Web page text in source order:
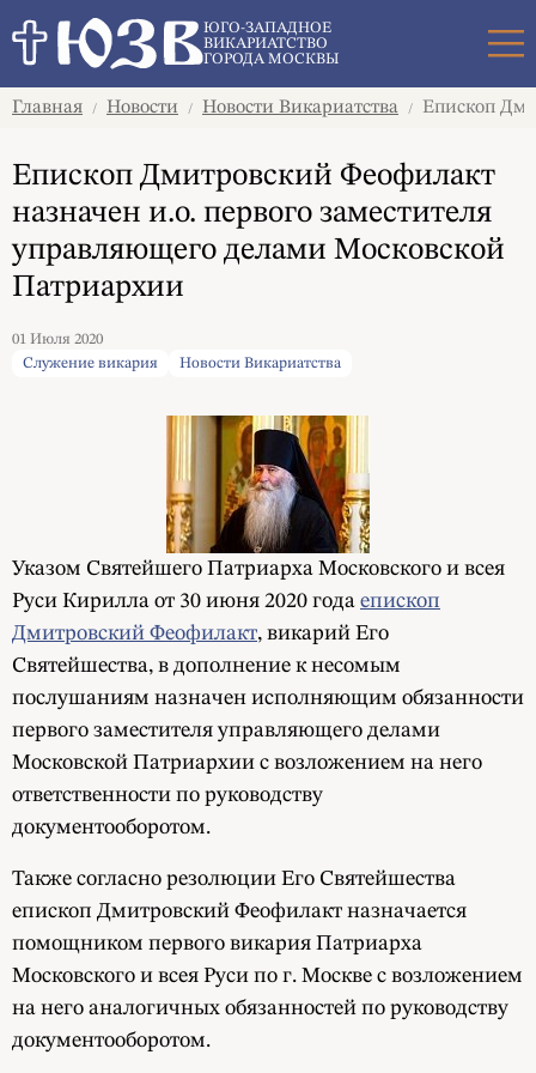
ЮГО-ЗАПАДНОЕ
ВИКАРИАТСТВО
ГОРОДА МОСКВЫ
Главная / Новости / Новости Викариатства / Епископ
Епископ Дмитровский Феофилакт
назначен и.о. первого заместителя
управляющего делами Московской
Патриархии
01 Июля 2020
Служение викария
Новости Викариатства
Указом Святейшего Патриарха Московского и всея
Руси Кирилла от 30 июня 2020 года епископ
Дмитровский Феофилакт, викарий Его
Святейшества, в дополнение к несомым
послушаниям назначен исполняющим обязанности
первого заместителя управляющего делами
Московской Патриархии с возложением на него
ответственности по руководству
документооборотом.
Также согласно резолюции Его Святейшества
епископ Дмитровский Феофилакт назначается
помощником первого викария Патриарха
Московского и всея Руси по г. Москве с возложением
на него аналогичных обязанностей по руководству
документооборотом.